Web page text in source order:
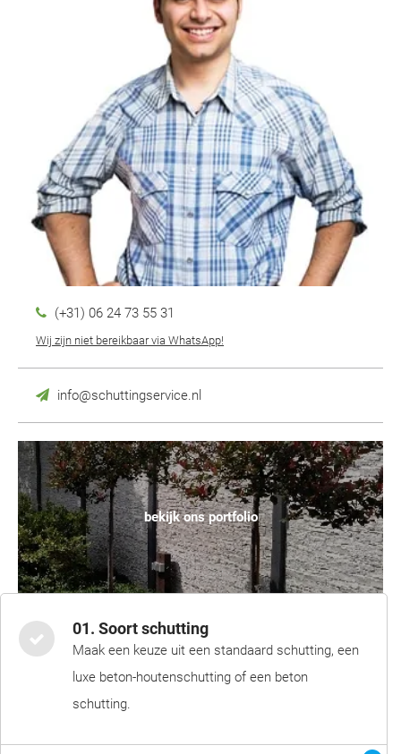
(+31) 06 24 73 55 31
Wij zijn niet bereikbaar via WhatsApp!
info@schuttingservice.nl
bekijk ons portfolio
01. Soort schutting
Maak een keuze uit een standaard schutting, een
luxe beton-houtenschutting of een beton
schutting.